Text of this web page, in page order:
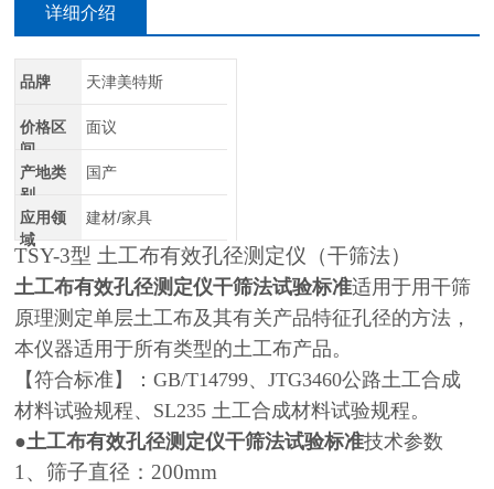
详细介绍
品牌 天津美特斯
价格区
间
面议
产地类
别
国产
应用领
域
建材/家具
TSY-3型 土工布有效孔径测定仪（干筛法）
土工布有效孔径测定仪干筛法试验标准适用于用干筛
原理测定单层土工布及其有关产品特征孔径的方法，
本仪器适用于所有类型的土工布产品。
【符合标准】：GB/T14799、JTG3460公路土工合成
材料试验规程、SL235 土工合成材料试验规程。
●土工布有效孔径测定仪干筛法试验标准技术参数
1、筛子直径：200mm